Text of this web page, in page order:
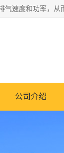
公司介绍